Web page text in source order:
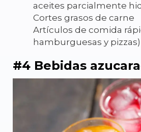
aceites parcialmente
Cortes grasos de carne
Artículos de comida
hamburguesas y pizzas)
#4 Bebidas